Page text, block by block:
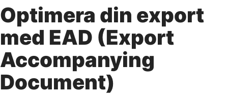
Optimera din export
med EAD (Export
Accompanying
Document)